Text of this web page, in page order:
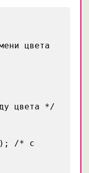
цвета
цвета */
/* с